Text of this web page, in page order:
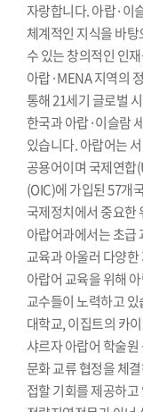
자랑합니다. 아랍·이
체계적인 지식을 바
수 있는 창의적인 인
아랍·MENA 지역의
통해 21세기 글로벌
한국과 아랍·이슬람
있습니다. 아랍어는
공용어이며 국제연합
(OIC)에 가입된 57개
국제정치에서 중요한
아랍어과에서는 초급
교육과 아울러 다양
아랍어 교육을 위해
교수들이 노력하고
대학교, 이집트의 카
샤르자 아랍어 학술
문화 교류 협정을 체
접할 기회를 제공하